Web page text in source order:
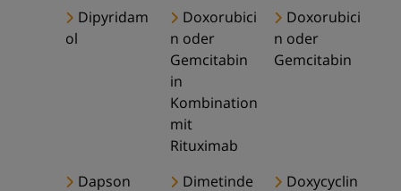
Dipyridam
ol
Doxorubici
n oder
Gemcitabin
in
Kombination
mit
Rituximab
Doxorubici
n oder
Gemcitabin
Dapson
Dimetinde
Doxycyclin